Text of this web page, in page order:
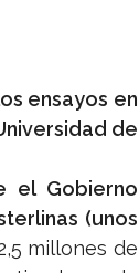
ensayos en
de
el Gobierno
(unos
millones de